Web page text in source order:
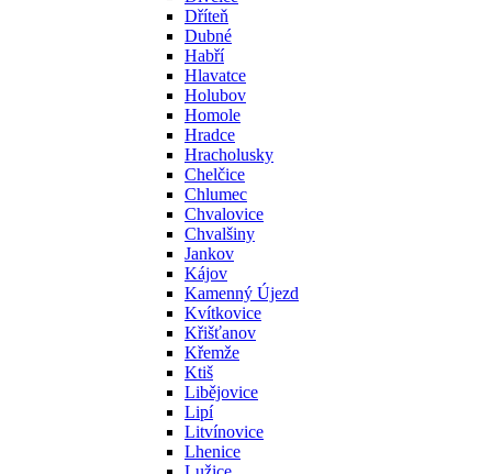
Dříteň
Dubné
Habří
Hlavatce
Holubov
Homole
Hradce
Hracholusky
Chelčice
Chlumec
Chvalovice
Chvalšiny
Jankov
Kájov
Kamenný Újezd
Kvítkovice
Křišťanov
Křemže
Ktiš
Libějovice
Lipí
Litvínovice
Lhenice